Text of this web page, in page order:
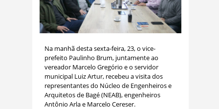
Na manhã desta sexta-feira, 23, o vice-
prefeito Paulinho Brum, juntamente ao
vereador Marcelo Gregório e o servidor
municipal Luiz Artur, recebeu a visita dos
representantes do Núcleo de Engenheiros e
Arquitetos de Bagé (NEAB), engenheiros
Antônio Arla e Marcelo Cereser.